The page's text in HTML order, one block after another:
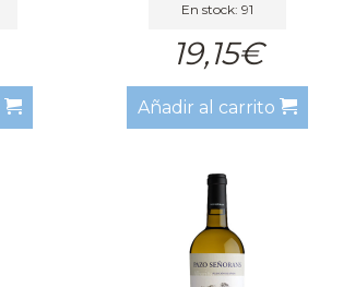
En stock: 91
19,15€
Añadir al carrito